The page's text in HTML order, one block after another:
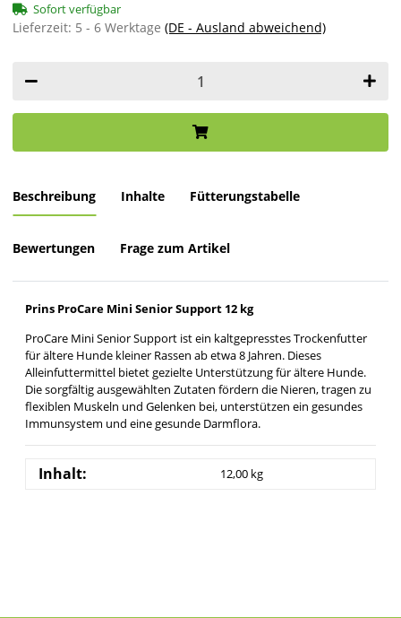
Sofort verfügbar
Lieferzeit: 5 - 6 Werktage (DE - Ausland abweichend)
Beschreibung Inhalte Fütterungstabelle
Bewertungen Frage zum Artikel
Prins ProCare Mini Senior Support 12 kg
ProCare Mini Senior Support ist ein kaltgepresstes Trockenfutter
für ältere Hunde kleiner Rassen ab etwa 8 Jahren. Dieses
Alleinfuttermittel bietet gezielte Unterstützung für ältere Hunde.
Die sorgfältig ausgewählten Zutaten fördern die Nieren, tragen zu
flexiblen Muskeln und Gelenken bei, unterstützen ein gesundes
Immunsystem und eine gesunde Darmflora.
Inhalt: 12,00 kg